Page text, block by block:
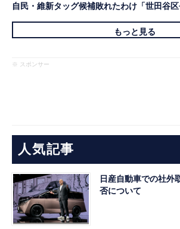
自民・維新タッグ候補敗れたわけ「世田谷区
もっと見る
※ スポンサー
人気記事
日産自動車での社外
否について